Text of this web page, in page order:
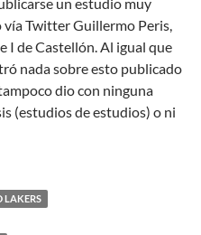
vía Twitter Guillermo Peris,
I de Castellón. Al igual que
nada sobre esto publicado
dio con ninguna
(estudios de estudios) o ni
LAKERS